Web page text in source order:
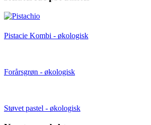
Pistacie Kombi - økologisk
Forårsgrøn - økologisk
Støvet pastel - økologisk